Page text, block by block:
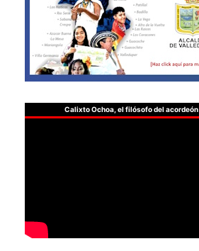
Calixto Ochoa, el filósofo del acordeón